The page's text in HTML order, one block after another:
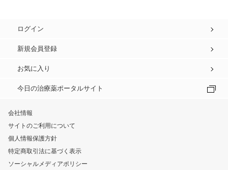
ログイン
新規会員登録
お気に入り
今日の治療薬ポータルサイト
会社情報
サイトのご利用について
個人情報保護方針
特定商取引法に基づく表示
ソーシャルメディアポリシー